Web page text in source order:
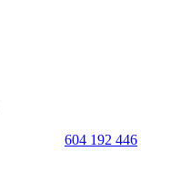
604 192 446